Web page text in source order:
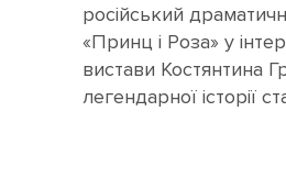
російський
«Принц і Роза» у
вистави Костянтина
легендарної історії